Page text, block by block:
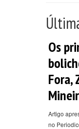
Os
Fora,
Artigo
no